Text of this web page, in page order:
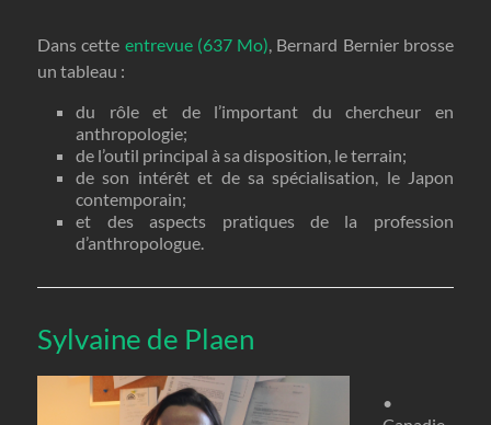
Dans cette entrevue (637 Mo), Bernard Bernier brosse
un tableau :
du rôle et de l’important du chercheur en
anthropologie;
de l’outil principal à sa disposition, le terrain;
de son intérêt et de sa spécialisation, le Japon
contemporain;
et des aspects pratiques de la profession
d’anthropologue.
Sylvaine de Plaen
•